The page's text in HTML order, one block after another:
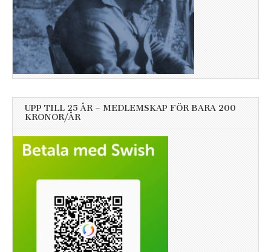
UPP TILL 25 ÅR – MEDLEMSKAP FÖR BARA 200
KRONOR/ÅR